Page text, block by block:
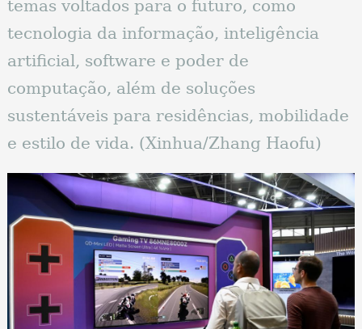
temas voltados para o futuro, como
tecnologia da informação, inteligência
artificial, software e poder de
computação, além de soluções
sustentáveis ​​para residências, mobilidade
e estilo de vida. (Xinhua/Zhang Haofu)